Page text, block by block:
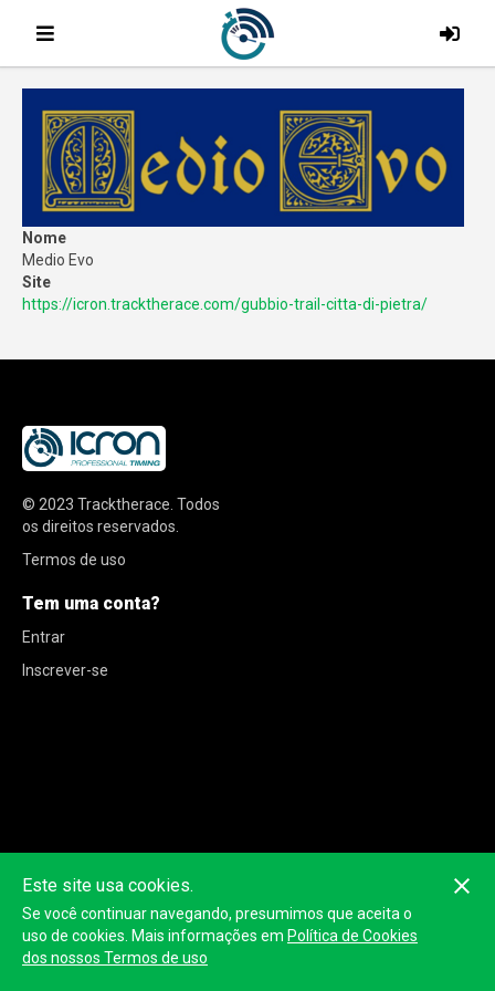
Nome
Medio Evo
Site
https://icron.tracktherace.com/gubbio-trail-citta-di-pietra/
© 2023 Tracktherace Todos
os direitos reservados.
Termos de uso
Tem uma conta?
Entrar
Inscrever-se
Este site usa cookies.
Se você continuar navegando, presumimos que aceita o
uso de cookies. Mais informações em Política de Cookies
dos nossos Termos de uso